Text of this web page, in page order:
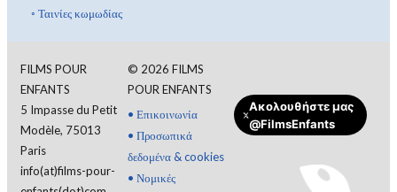
Συνδεθείτε
Ελληνικά
◦ Ταινίες κωμωδίας
FILMS POUR
ENFANTS
5 Impasse du Petit
Modèle, 75013
Paris
info(at)films-pour-
© 2026 FILMS
POUR ENFANTS
• Επικοινωνία
• Προσωπικά
δεδομένα & cookies
• Νομικές
Ακολουθήστε μας
@FilmsEnfants